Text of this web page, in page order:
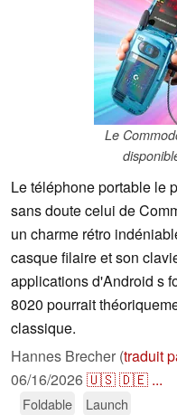
Le
Le téléphone portable le
sans doute celui de
un charme rétro
casque filaire et son
applications d'Android s
8020 pourrait
classique.
Hannes Brecher (traduit
06/16/2026🇺🇸🇩🇪 ...
Foldable Launch